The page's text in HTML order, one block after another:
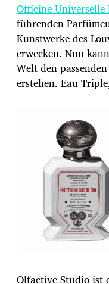
Officine Universelle
führenden
Kunstwerke des
erwecken. Nun
Welt den
erstehen. Eau
Olfactive Studio ist